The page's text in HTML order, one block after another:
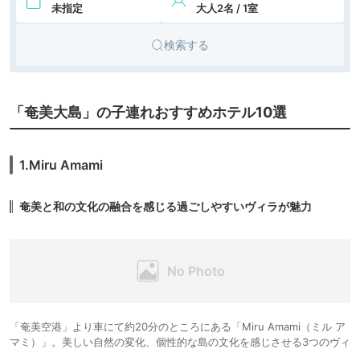
icotto
貸
未指定 大人2名 / 1室
検索する
「奄美大島」の子連れおすすめホテル10選
1.Miru Amami
奄美と和の文化の融合を感じる過ごしやすいヴィラが魅力
「奄美空港」より車にて約20分のところにある「Miru Amami（ミル ア
マミ）」。美しい自然の変化、個性的な島の文化を感じさせる3つのヴィ